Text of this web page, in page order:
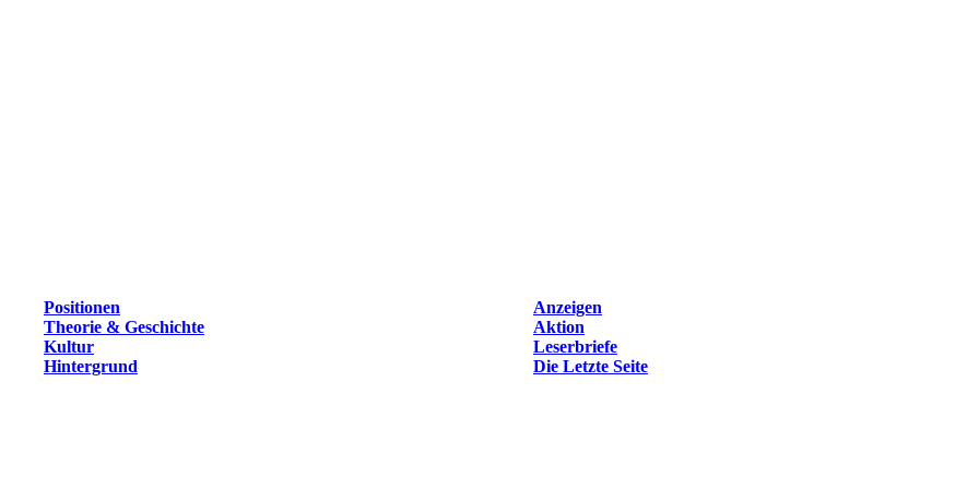
Positionen
Anzeigen
Theorie & Geschichte
Aktion
Kultur
Leserbriefe
Hintergrund Die Letzte Seite